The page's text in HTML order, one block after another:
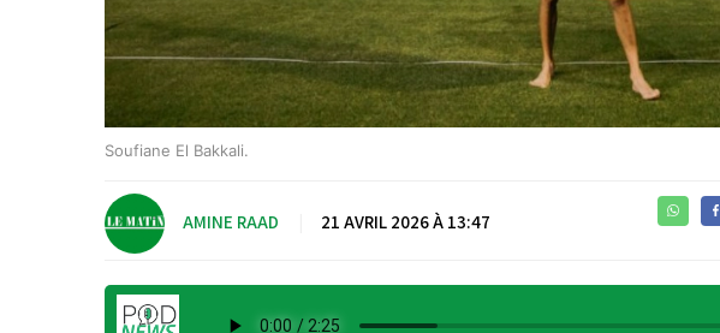
Soufiane El Bakkali.
AMINE RAAD 21 AVRIL 2026 À 13:47